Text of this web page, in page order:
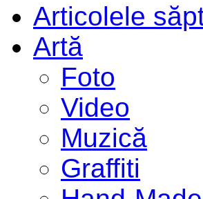
Articolele
Artă
Foto
Video
Muzică
Graffiti